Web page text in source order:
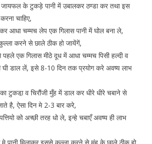
के टुकड़े पानी में उबालकर ठण्डा कर तथा इस
चाहिए,
आधा चम्मच लेप एक गिलास पानी में घोल बना ले,
करने से छाले ठीक हो जायेंगें,
पहले एक गिलास मीठे दूध में आधा चम्मच पिसी हल्दी व
घी डाल लें, इसे 8-10 दिन तक प्रयोग करे अवष्य लाभ
टुकडा़ व चिरौंजी मुँह में डाल कर धीरे धीरे चबाने से
है, ऐसा दिन मे 2-3 बार करे,
को अच्छी तरह धो ले, इन्हे चबाएँ अवष्य ही लाभ
पानी मिलाकर इससे कुल्ला करने से मुंह के छाले ठीक हो